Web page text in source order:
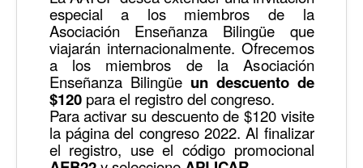
especial a los miembros de la
Asociación Enseñanza Bilingüe que
viajarán internacionalmente. Ofrecemos
a los miembros de la Asociación
Enseñanza Bilingüe un descuento de
$120para el registro del congreso.
Para activar su descuento de $120 visite
la página del congreso 2022. Al finalizar
el registro, use el código promocional